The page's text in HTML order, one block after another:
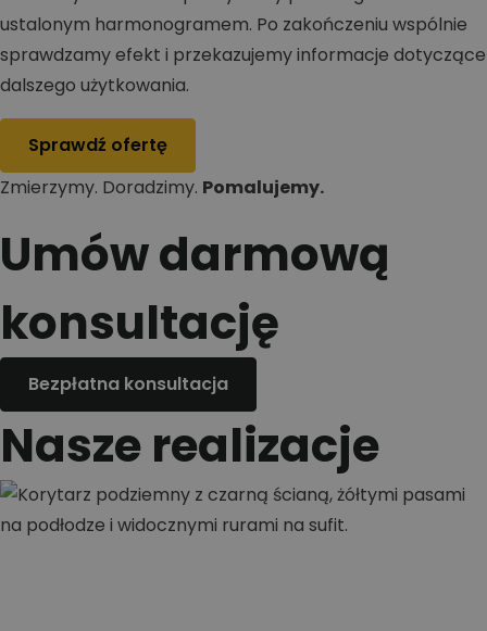
ustalonym harmonogramem. Po zakończeniu wspólnie
sprawdzamy efekt i przekazujemy informacje dotyczące
dalszego użytkowania.
Sprawdź ofertę
Zmierzymy. Doradzimy. Pomalujemy.
Umów darmową
konsultację
Bezpłatna konsultacja
Nasze realizacje